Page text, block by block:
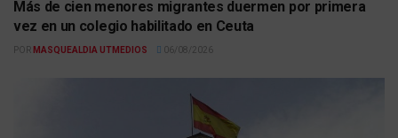
Más de cien menores migrantes duermen por primera
vez en un colegio habilitado en Ceuta
POR MASQUEALDIA UTMEDIOS 06/08/2026